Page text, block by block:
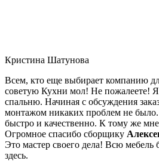
Кристина Шатунова
Всем, кто еще выбирает компанию
советую Кухни мол! Не пожалеете!
спальню. Начиная с обсуждения
монтажом никаких проблем не
быстро и качественно. К тому же
Огромное спасибо сборщику
Это мастер своего дела! Всю мебель
здесь.